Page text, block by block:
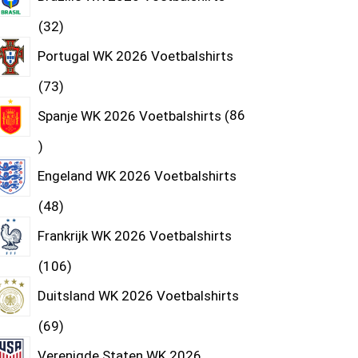
32
Portugal WK 2026 Voetbalshirts
73
Spanje WK 2026 Voetbalshirts 86
Engeland WK 2026 Voetbalshirts
48
Frankrijk WK 2026 Voetbalshirts
106
Duitsland WK 2026 Voetbalshirts
69